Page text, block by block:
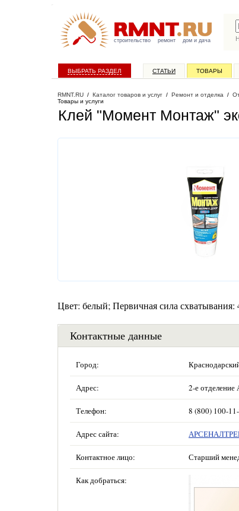
строительство ремонт дом и дача
ВЫБРАТЬ РАЗДЕЛ СТАТЬИ ТОВАРЫ
RMNT.RU / Каталог товаров и услуг / Ремонт и отделка /
Товары и услуги
Клей "Момент Монтаж"
Цвет: белый; Первичная сила схватывания:
Контактные данные
Город:
Адрес: 2-е
Телефон: 8 (800) 100-
Адрес сайта:
Контактное лицо: Старший
Как добраться: